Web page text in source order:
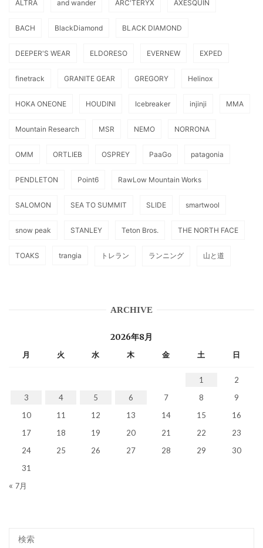
ALTRA and wander ARC'TERYX AXESQUIN
BACH BlackDiamond BLACK DIAMOND
DEEPER'S WEAR ELDORESO EVERNEW EXPED
finetrack GRANITE GEAR GREGORY Helinox
HOKA ONEONE HOUDINI Icebreaker injinji MMA
Mountain Research MSR NEMO NORRONA
OMM ORTLIEB OSPREY PaaGo patagonia
PENDLETON Point6 RawLow Mountain Works
SALOMON SEA TO SUMMIT SLIDE smartwool
snow peak STANLEY Teton Bros. THE NORTH FACE
TOAKS trangia トレラン ランニング 山と道
ARCHIVE
2026年8月
月 火 水 木 金 土 日
1
2
3
4 5 6 7 8
9
10
11 12 13 14 15
16
17
18 19 20 21 22
23
24
25 26 27 28 29
30
31
« 7月